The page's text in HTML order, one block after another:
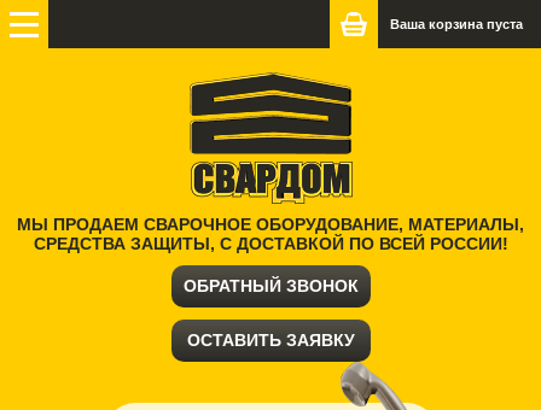
МЫ ПРОДАЕМ СВАРОЧНОЕ ОБОРУДОВАНИЕ, МАТЕРИАЛЫ,
СРЕДСТВА ЗАЩИТЫ, С ДОСТАВКОЙ ПО ВСЕЙ РОССИИ!
ОБРАТНЫЙ ЗВОНОК
ОСТАВИТЬ ЗАЯВКУ
Ваша корзина пуста